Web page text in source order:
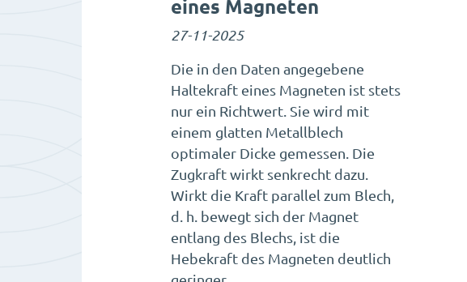
eines Magneten
27-11-2025
Die in den Daten angegebene
Haltekraft eines Magneten ist stets
nur ein Richtwert. Sie wird mit
einem glatten Metallblech
optimaler Dicke gemessen. Die
Zugkraft wirkt senkrecht dazu.
Wirkt die Kraft parallel zum Blech,
d. h. bewegt sich der Magnet
entlang des Blechs, ist die
Hebekraft des Magneten deutlich